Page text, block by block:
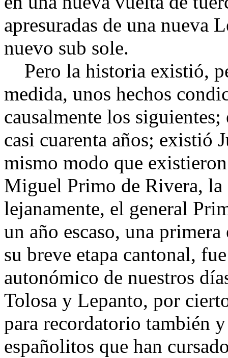
apresuradas de una
nuevo sub sole.
Pero la historia existió,
medida, unos hechos
causalmente los
casi cuarenta años; existió
mismo modo que
Miguel Primo de Rivera, la
lejanamente, el general
un año escaso, una
su breve etapa cantonal,
autonómico de nuestros
Tolosa y Lepanto, por
para recordatorio también
españolitos que han